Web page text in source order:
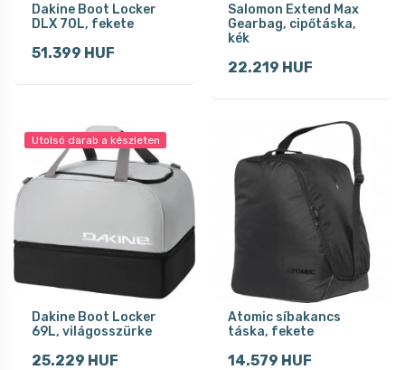
Dakine Boot Locker
DLX 70L, fekete
51.399 HUF
Salomon Extend Max
Gearbag, cipőtáska,
kék
22.219 HUF
Utolsó darab a készleten
Dakine Boot Locker
69L, világosszürke
25.229 HUF
Atomic síbakancs
táska, fekete
14.579 HUF